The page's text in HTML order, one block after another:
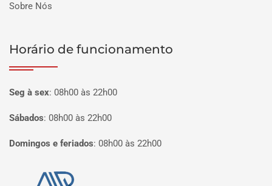
Sobre Nós
Horário de funcionamento
Seg à sex: 08h00 às 22h00
Sábados: 08h00 às 22h00
Domingos e feriados: 08h00 às 22h00
Página inicial